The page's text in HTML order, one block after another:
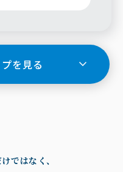
を見る
ではなく、